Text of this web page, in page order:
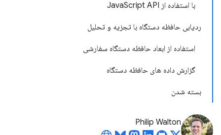
با استفاده از JavaScript API
ردیابی حافظه دستگاه با تجزیه و تحلیل
استفاده از ابعاد حافظه دستگاه سفارشی
گزارش داده های حافظه دستگاه
بسته شدن
Philip Walton